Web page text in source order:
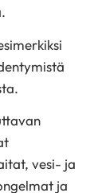
vesi- ja
ja